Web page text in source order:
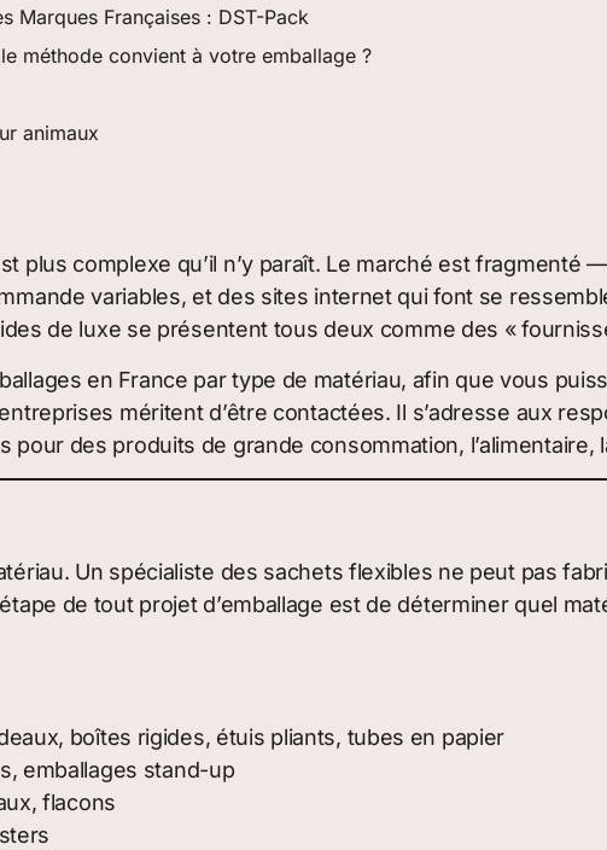
Marques Françaises : DST-Pack
méthode convient à votre emballage ?
animaux
plus complexe qu’il n’y paraît. Le marché est fragmenté
variables, et des sites internet qui font se
de luxe se présentent tous deux comme des «
en France par type de matériau, afin que vous
méritent d’être contactées. Il s’adresse aux
des produits de grande consommation, l’alimentaire,
Un spécialiste des sachets flexibles ne peut pas
de tout projet d’emballage est de déterminer quel
boîtes rigides, étuis pliants, tubes en papier
emballages stand-up
flacons